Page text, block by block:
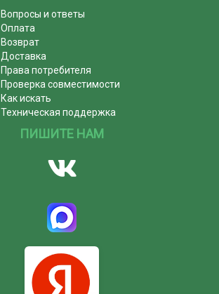
Вопросы и ответы
Оплата
Возврат
Доставка
Права потребителя
Проверка совместимости
Как искать
Техническая поддержка
ПИШИТЕ НАМ